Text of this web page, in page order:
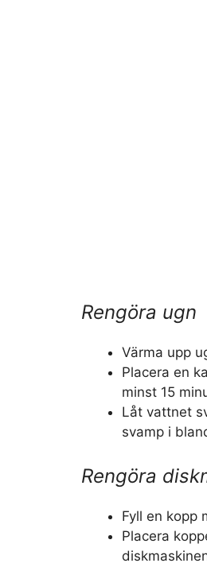
Rengöra ugn
Värma upp
Placera en
minst 15
Låt vattnet
svamp i
Rengöra
Fyll en kopp
Placera